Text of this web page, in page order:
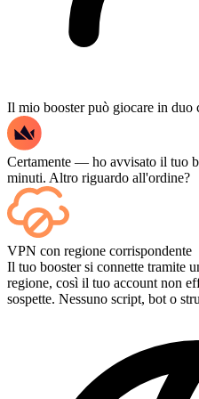
Il mio booster può giocare in duo
Certamente — ho avvisato il tuo
minuti. Altro riguardo all'ordine?
Sì, ogni partita appare sulla tua
vuoi guardare le partite stesse,
del pagamento.
VPN con regione corrispondente
Il tuo booster si connette tramite
regione, così il tuo account non
sospette. Nessuno script, bot o